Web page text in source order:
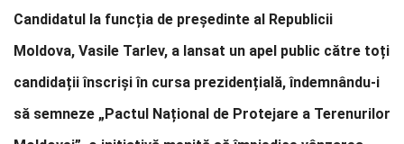
Candidatul la funcția de președinte al Republicii
Moldova, Vasile Tarlev, a lansat un apel public către toți
candidații înscriși în cursa prezidențială, îndemnându-i
să semneze „Pactul Național de Protejare a Terenurilor